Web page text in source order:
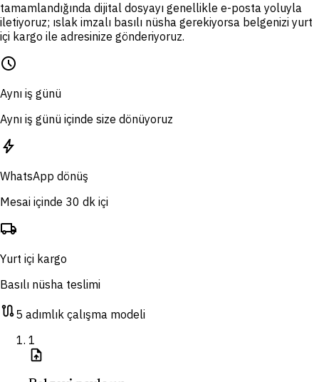
tamamlandığında dijital dosyayı genellikle e-posta yoluyla
iletiyoruz; ıslak imzalı basılı nüsha gerekiyorsa belgenizi yurt
içi kargo ile adresinize gönderiyoruz.
schedule
Aynı iş günü
Aynı iş günü içinde size dönüyoruz
bolt
WhatsApp dönüş
Mesai içinde 30 dk içi
local_shipping
Yurt içi kargo
Basılı nüsha teslimi
route5 adımlık çalışma modeli
1
upload_file